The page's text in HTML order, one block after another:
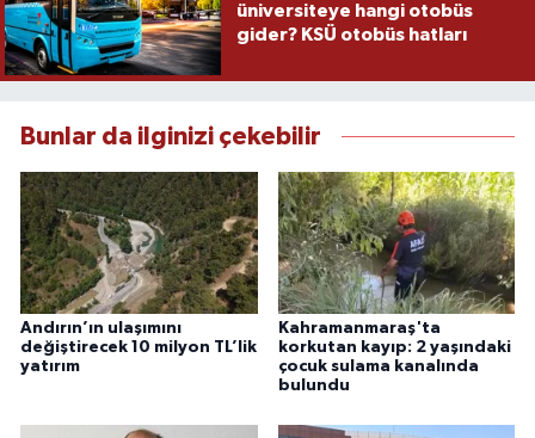
üniversiteye hangi otobüs
gider? KSÜ otobüs hatları
Bunlar da ilginizi çekebilir
Andırın’ın ulaşımını
değiştirecek 10 milyon TL’lik
yatırım
Kahramanmaraş'ta
korkutan kayıp: 2 yaşındaki
çocuk sulama kanalında
bulundu